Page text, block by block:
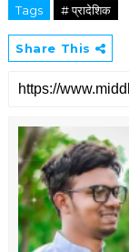
Tags # प्रादेशिक
Share This